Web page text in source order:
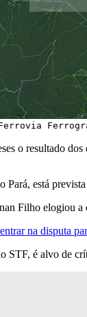
o resultado
está
Filho elogiou
na disputa
STF, é alvo de